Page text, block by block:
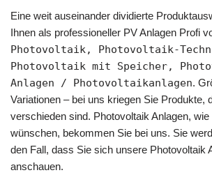
Eine weit auseinander dividierte
Ihnen als professioneller PV Anlagen Profi
Photovoltaik, Photovoltaik-
Photovoltaik mit Speicher,
Anlagen / Photovoltaikanlagen.
Variationen – bei uns kriegen Sie Produkte,
verschieden sind. Photovoltaik Anlagen,
wünschen, bekommen Sie bei uns. Sie
den Fall, dass Sie sich unsere Photovoltaik
anschauen.